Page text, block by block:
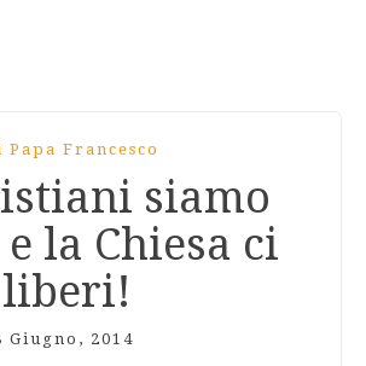
Francesco
siamo
la Chiesa ci
Giugno, 2014